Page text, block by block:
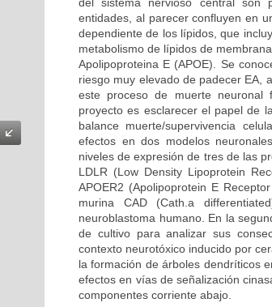
entidades, al parecer confluyen en
dependiente de los lípidos, que
metabolismo de lípidos de
Apolipoproteina E (APOE). Se
riesgo muy elevado de padecer EA,
este proceso de muerte neuronal
proyecto es esclarecer el papel de
balance muerte/supervivencia
efectos en dos modelos
niveles de expresión de tres de las
LDLR (Low Density Lipoprotein
APOER2 (Apolipoprotein E
murina CAD (Cath.a
neuroblastoma humano. En la
de cultivo para analizar sus
contexto neurotóxico inducido por
la formación de árboles dendríticos
efectos en vías de señalización
componentes corriente abajo.